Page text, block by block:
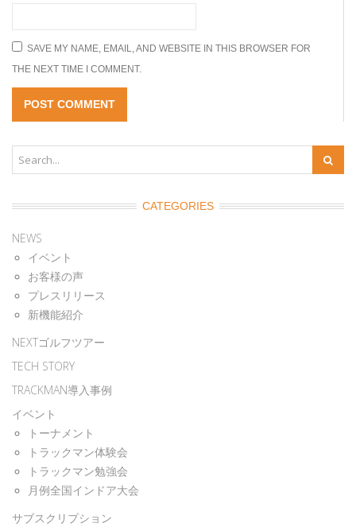
SAVE MY NAME, EMAIL, AND WEBSITE IN THIS BROWSER FOR
THE NEXT TIME I COMMENT.
CATEGORIES
NEWS
イベント
お客様の声
プレスリリース
新機能紹介
NEXTゴルフツアー
TECH STORY
TRACKMAN導入事例
イベント
トーナメント
トラックマン体験会
トラックマン勉強会
月例全国インドア大会
サブスクリプション